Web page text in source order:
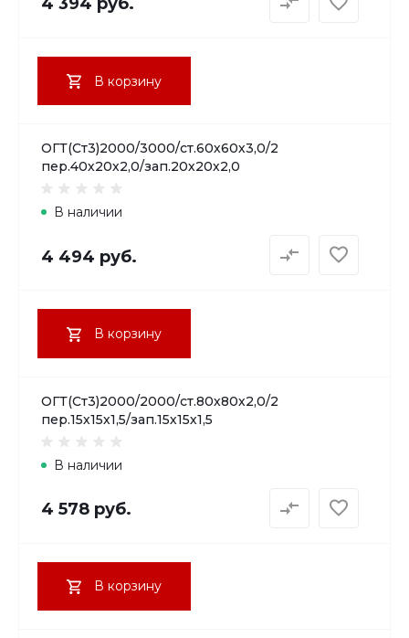
4 394 руб.
В корзину
ОГТ(Ст3)2000/3000/ст.60х60х3,0/2
пер.40х20х2,0/зап.20х20х2,0
В наличии
4 494 руб.
В корзину
ОГТ(Ст3)2000/2000/ст.80х80х2,0/2
пер.15х15х1,5/зап.15х15х1,5
В наличии
4 578 руб.
В корзину